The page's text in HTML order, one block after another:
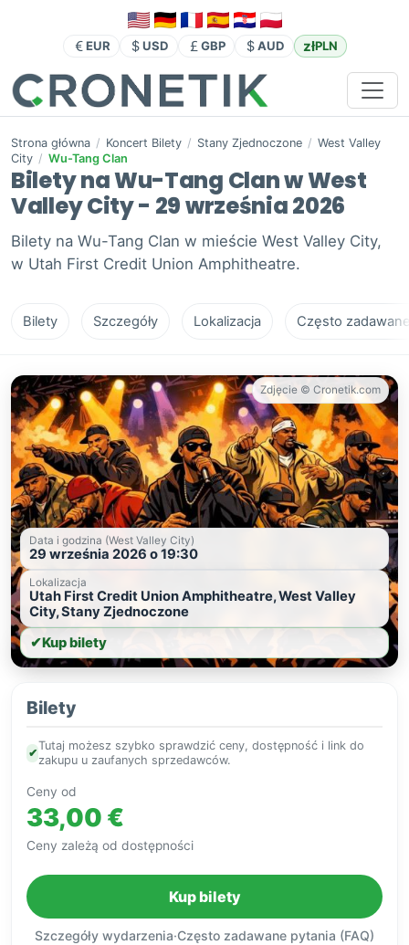
EUR USD GBP AUD złPLN
Strona główna / Koncert Bilety / Stany Zjednoczone / West Valley
City / Wu-Tang Clan
Bilety na Wu-Tang Clan w West
Valley City - 29 września 2026
Bilety na Wu-Tang Clan w mieście West Valley City,
w Utah First Credit Union Amphitheatre.
Bilety Szczegóły Lokalizacja Często
Zdjęcie © Cronetik.com
Data i godzina (West Valley City)
29 września 2026 o 19:30
Lokalizacja
Utah First Credit Union Amphitheatre, West Valley
City, Stany Zjednoczone
✔Kup bilety
Bilety
✔
Tutaj możesz szybko sprawdzić ceny, dostępność i link do
zakupu u zaufanych sprzedawców.
Ceny od
33,00 €
Ceny zależą od dostępności
Kup bilety
Szczegóły wydarzenia·Często zadawane pytania (FAQ)